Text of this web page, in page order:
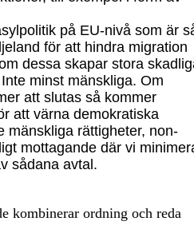
på EU-nivå som är
land för att hindra migration
dessa skapar stora
minst mänskliga. Om
att slutas så kommer
att värna demokratiska
mänskliga rättigheter, non-
mottagande där vi
sådana avtal.
kombinerar ordning och reda